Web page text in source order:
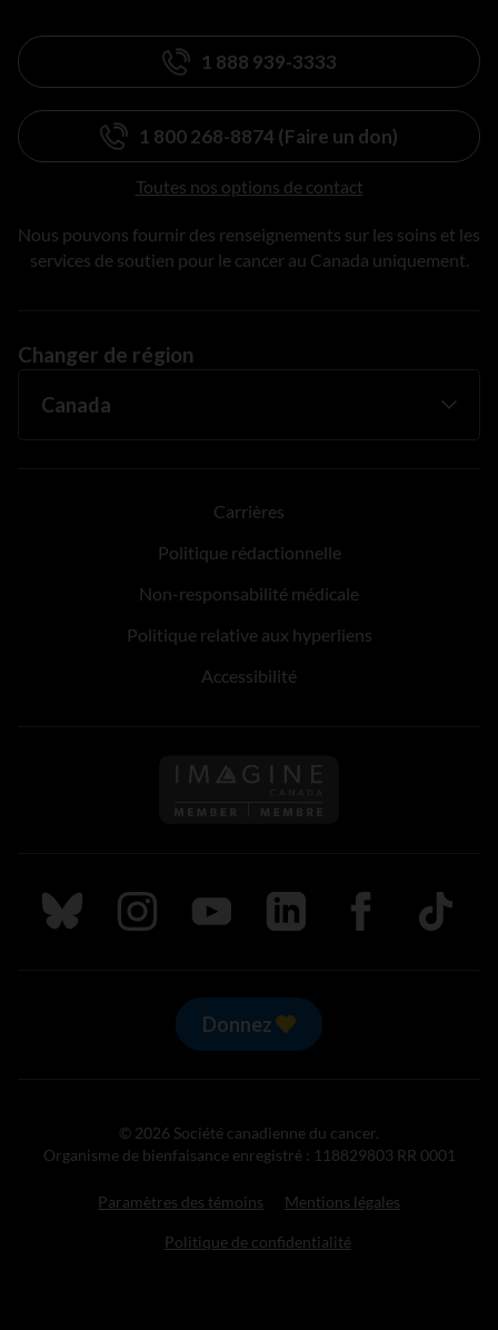
1 888 939-3333
1 800 268-8874 (Faire un don)
Toutes nos options de contact
Nous pouvons fournir des renseignements sur les soins et les
services de soutien pour le cancer au Canada uniquement.
Changer de région
Carrières
Politique rédactionnelle
Non-responsabilité médicale
Politique relative aux hyperliens
Accessibilité
Suivez nous sur Bluesky
Suivez nous sur Instagram
Suivez nous sur Youtube
Suivez nous sur LinkedIn
Suivez nous sur
TikTok
Donnez
© 2026 Société canadienne du cancer.
Organisme de bienfaisance enregistré : 118829803 RR 0001
Paramètres des témoins Mentions légales
Politique de confidentialité